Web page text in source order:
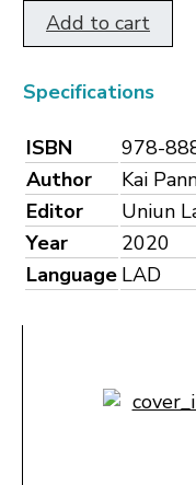
Add to cart
Specifications
ISBN
978-
Author
Kai
Editor
Uniun
Year
2020
Language LAD